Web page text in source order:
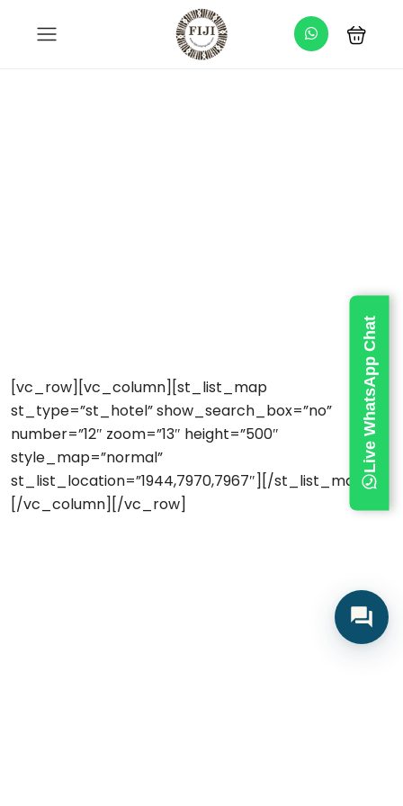
[vc_row][vc_column][st_list_map
st_type=”st_hotel” show_search_box=”no”
number=”12″ zoom=”13″ height=”500″
style_map=”normal”
st_list_location=”1944,7970,7967″][/st_list_map]
[/vc_column][/vc_row]
Live WhatsApp Chat